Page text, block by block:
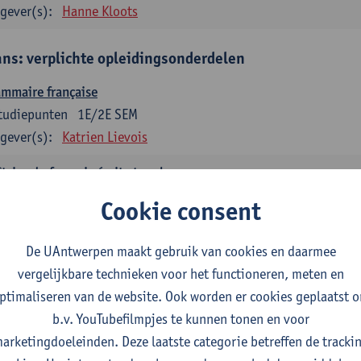
Hanne Kloots
verplichte opleidingsonderdelen
française
1E/2E SEM
Katrien Lievois
du français écrit et oral
Katrien Lievois Isa Van Acker
genres, discours en langue française
1E/2E SEM
studiepunten
Kris Peeters
verplichte opleidingsonderdelen
Cookie consent
De UAntwerpen maakt gebruik van cookies en daarmee
vergelijkbare technieken voor het functioneren, meten en
van de website. Ook worden er cookies geplaatst
b.v. YouTubefilmpjes te kunnen tonen en voor
Deze laatste categorie betreffen de